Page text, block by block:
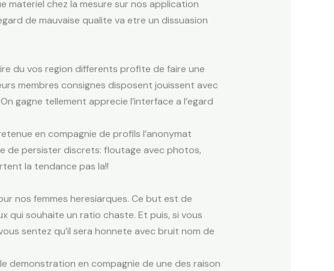
materiel chez la mesure sur nos application
de mauvaise qualite va etre un dissuasion
du vos region differents profite de faire une
membres consignes disposent jouissent avec
gagne tellement apprecie l’interface a l’egard
en compagnie de profils l’anonymat
de persister discrets: floutage avec photos,
la tendance pas la!!
nos femmes heresiarques. Ce but est de
qui souhaite un ratio chaste. Et puis, si vous
sentez qu’il sera honnete avec bruit nom de
demonstration en compagnie de une des raison